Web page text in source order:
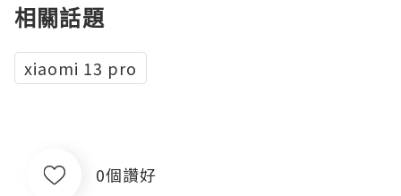
相關話題
xiaomi 13 pro
0個讚好